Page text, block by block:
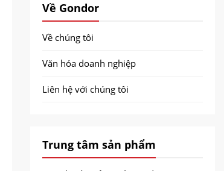
Về Gondor
Về chúng tôi
Văn hóa doanh nghiệp
Liên hệ với chúng tôi
Trung tâm sản phẩm